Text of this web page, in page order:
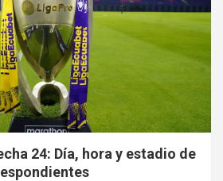
24: Día, hora y estadio de